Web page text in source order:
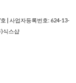
| 사업자등록번호: 624-13-
)식스샵